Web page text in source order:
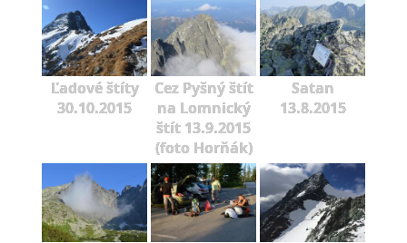
Ľadové štíty
30.10.2015
Cez Pyšný štít
na Lomnický
štít 13.9.2015
(foto Horňák)
Satan
13.8.2015